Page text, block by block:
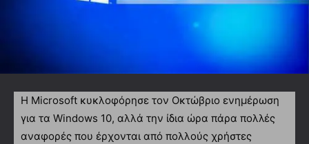
Η Microsoft κυκλοφόρησε τον Οκτώβριο ενημέρωση
για τα Windows 10, αλλά την ίδια ώρα πάρα πολλές
αναφορές που έρχονται από πολλούς χρήστες